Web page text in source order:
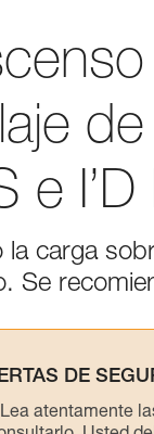
e
la carga
Se
DE
Lea atentamente